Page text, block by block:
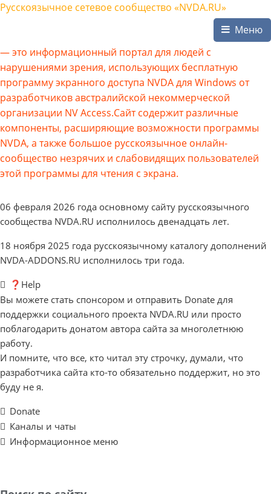
Русскоязычное сетевое сообщество «NVDA.RU»
Меню
— это информационный портал для людей с
нарушениями зрения, использующих бесплатную
программу экранного доступа NVDA для Windows от
разработчиков австралийской некоммерческой
организации NV Access.Сайт содержит различные
компоненты, расширяющие возможности программы
NVDA, а также большое русскоязычное онлайн-
сообщество незрячих и слабовидящих пользователей
этой программы для чтения с экрана.
06 февраля 2026 года основному сайту русскоязычного
сообщества NVDA.RU исполнилось двенадцать лет.
18 ноября 2025 года русскоязычному каталогу дополнений
NVDA-ADDONS.RU исполнилось три года.
❓Help
Вы можете стать спонсором и отправить Donate для
поддержки социального проекта NVDA.RU или просто
поблагодарить донатом автора сайта за многолетнюю
работу.
И помните, что все, кто читал эту строчку, думали, что
разработчика сайта кто-то обязательно поддержит, но это
буду не я.
Donate
Каналы и чаты
Информационное меню